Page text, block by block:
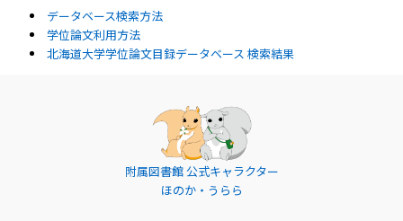
データベース検索方法
学位論文利用方法
北海道大学学位論文目録データベース 検索結果
附属図書館 公式キャラクター
ほのか・うらら